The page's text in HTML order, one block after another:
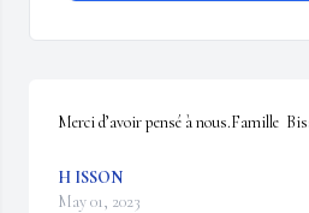
Merci d’avoir pensé à nous.Famille
H ISSON
May 01, 2023